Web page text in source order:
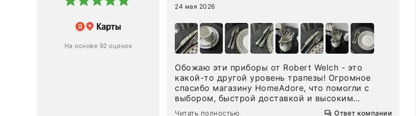
На основе 92 оценок
магазину за оперативную
приехал ко мне целым и
24 мая 2026
Обожаю эти приборы от Robert Welch - это
какой-то другой уровень трапезы! Огромное
спасибо магазину HomeAdore, что помогли с
выбором, быстрой доставкой и высоким
сервисом. Один раз была здесь лично, забирала
Читать полностью Ответ компании